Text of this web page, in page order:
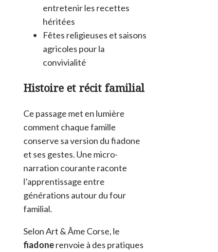
entretenir les recettes
héritées
Fêtes religieuses et saisons
agricoles pour la
convivialité
Histoire et récit familial
Ce passage met en lumière
comment chaque famille
conserve sa version du fiadone
et ses gestes. Une micro-
narration courante raconte
l’apprentissage entre
générations autour du four
familial.
Selon Art & Âme Corse, le
fiadonerenvoie à des pratiques